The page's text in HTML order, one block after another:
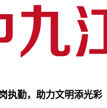
执勤，助力文明添光彩